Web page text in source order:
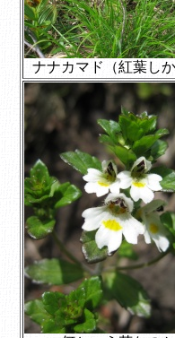
ナナカマド（紅葉しか